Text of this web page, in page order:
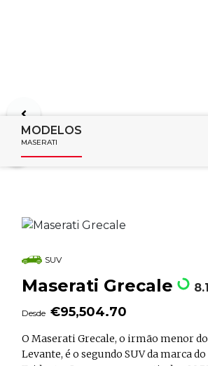
MODELOS
MASERATI
SUV
Maserati Grecale 8.1
Desde €95,504.70
O Maserati Grecale, o irmão menor do
Levante, é o segundo SUV da marca do